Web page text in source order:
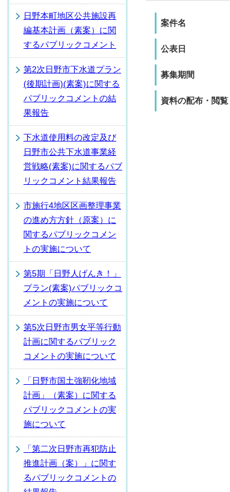
案件名
公表日
募集期間
資料の配布・閲覧
日野本町地区公共施設再
編基本計画（素案）に関
するパブリックコメント
第2次日野市下水道プラン
(後期計画)(素案)に関する
パブリックコメントの結
果報告
下水道使用料の改定及び
日野市公共下水道事業経
営戦略(素案)に関するパブ
リックコメント結果報告
市施行4地区区画整理事業
の進め方方針（原案）に
関するパブリックコメン
トの実施について
第5期「日野人げんき！」
プラン(素案)パブリックコ
メントの実施について
第5次日野市男女平等行動
計画に関するパブリック
コメントの実施について
「日野市国土強靭化地域
計画」（素案）に関する
パブリックコメントの実
施について
「第二次日野市再犯防止
推進計画（案）」に関す
るパブリックコメントの